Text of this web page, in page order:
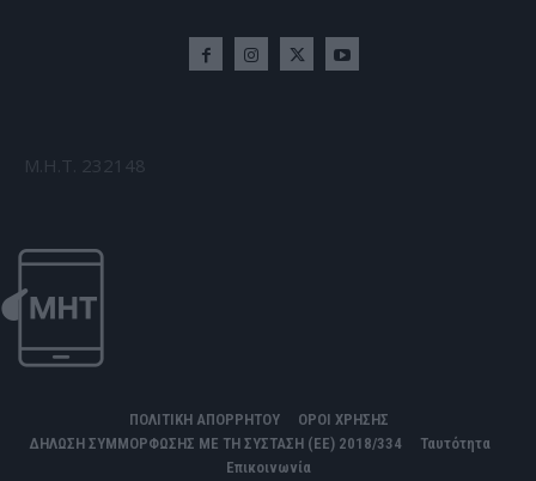
Μ.Η.Τ. 232148
ΠΟΛΙΤΙΚΗ ΑΠΟΡΡΗΤΟΥ
ΟΡΟΙ ΧΡΗΣΗΣ
ΔΗΛΩΣΗ ΣΥΜΜΟΡΦΩΣΗΣ ΜΕ ΤΗ ΣΥΣΤΑΣΗ (ΕΕ) 2018/334
Ταυτότητα
Επικοινωνία